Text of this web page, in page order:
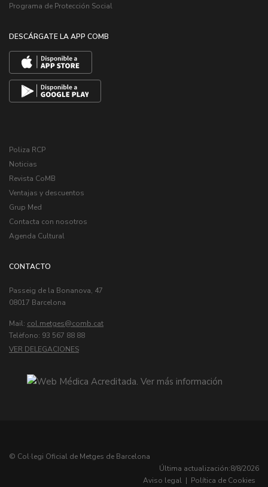
Programa de Protección Social
DESCÁRGATE LA APP COMB
Poliza RCP
Noticias
Revista CoMB
Ventajas y descuentos
Grup Med
Contacta con nosotros
Agenda Cultural
CONTACTO
Passeig de la Bonanova, 47
08017 Barcelona
Mail: col.metges
Telèfono: 93 567 88 88
VER DELEGACIONES
© Col·legi Oficial de Metges de Barcelona
Última actualización:8/8/2026
Aviso legal | Política de Cookies